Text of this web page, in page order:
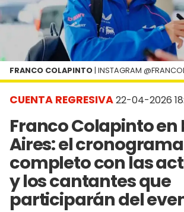
CUENTA REGRESIVA22-04-2026
Franco Colapinto en
Aires: el cronograma
completo con las
y los cantantes que
participarán del
FRANCO COLAPINTO | INSTAGRAM